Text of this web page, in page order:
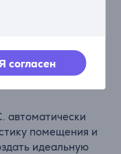
Я согласен
звучание.
автоматически
помещения и
идеальную